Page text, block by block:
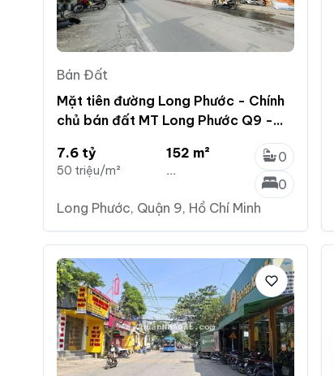
Bán Đất
Mặt tiên đường Long Phước - Chính
chủ bán đất MT Long Phước Q9 -
8*20m - công nhận đủ - Giá 7.6 tỷ
7.6 tỷ
50 triệu/m²
152 m²
...
0
0
Long Phước, Quận 9, Hồ Chí Minh